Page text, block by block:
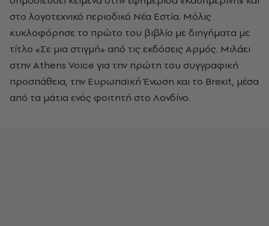
στο λογοτεχνικό περιοδικό Νέα Εστία. Μόλις
κυκλοφόρησε το πρώτο του βιβλίο με διηγήματα με
τίτλο «Σε μια στιγμή» από τις εκδόσεις Αρμός. Μιλάει
στην Athens Voice για την πρώτη του συγγραφική
προσπάθεια, την Ευρωπαϊκή Ένωση και το Brexit, μέσα
από τα μάτια ενός φοιτητή στο Λονδίνο.